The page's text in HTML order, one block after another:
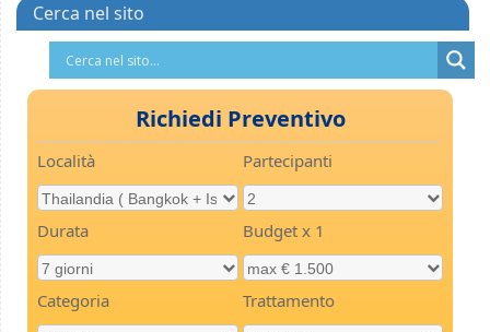
Cerca nel sito
Richiedi Preventivo
Località Partecipanti
Durata Budget x 1
Categoria Trattamento